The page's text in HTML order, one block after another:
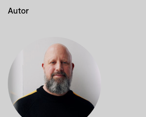
Autor